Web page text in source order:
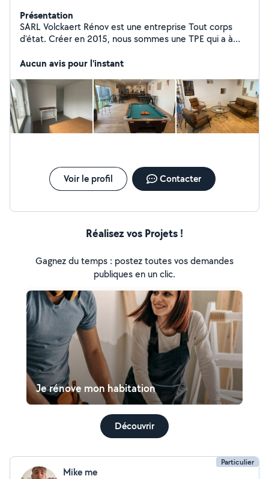
Présentation
SARL Volckaert Rénov est une entreprise Tout corps
d'état. Créer en 2015, nous sommes une TPE qui a à
Aucun avis pour l'instant
Voir le profil Contacter
Réalisez vos Projets !
Gagnez du temps : postez toutes vos demandes
publiques en un clic.
Je rénove mon habitation
Découvrir
Particulier
Mike me